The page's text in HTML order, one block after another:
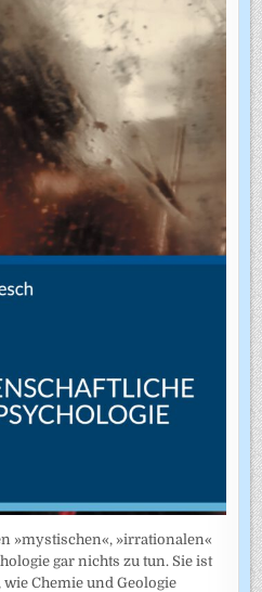
»mystischen«, »irrationalen«
gar nichts zu tun. Sie ist
Chemie und Geologie